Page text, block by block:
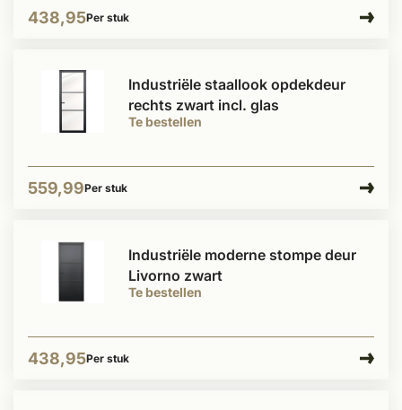
438,95Per stuk
Te bestellen
Industriële staallook opdekdeur
rechts zwart incl. glas
559,99Per stuk
Te bestellen
Industriële moderne stompe deur
Livorno zwart
438,95Per stuk